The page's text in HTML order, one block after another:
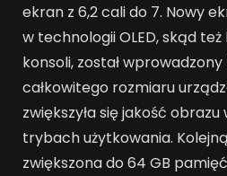
ekran z 6,2 cali do 7. Nowy
w technologii OLED, skąd
konsoli, został
całkowitego rozmiaru
zwiększyła się jakość
trybach użytkowania.
zwiększona do 64 GB